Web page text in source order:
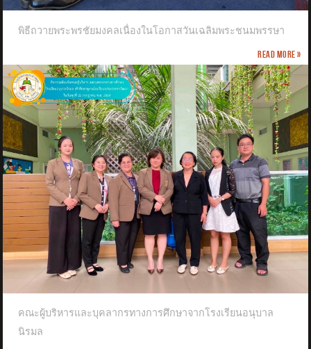
พิธีถวายพระพรชัยมงคลเนื่องในโอกาสวันเฉลิมพระชนมพรรษา
Read more »
คณะผู้บริหารและบุคลากรทางการศึกษาจากโรงเรียนอนุบาล
นิรมล